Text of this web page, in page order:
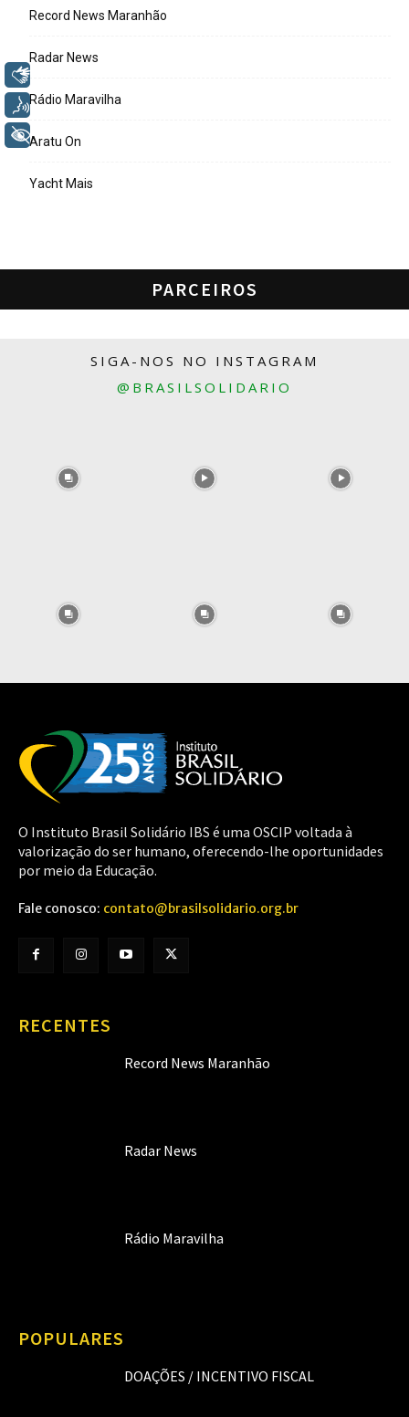
Record News Maranhão
Radar News
Rádio Maravilha
Aratu On
Yacht Mais
PARCEIROS
SIGA-NOS NO INSTAGRAM
@BRASILSOLIDARIO
O Instituto Brasil Solidário IBS é uma OSCIP voltada à
valorização do ser humano, oferecendo-lhe oportunidades
por meio da Educação.
Fale conosco: contato@brasilsolidario.org.br
RECENTES
Record News Maranhão
Radar News
Rádio Maravilha
POPULARES
DOAÇÕES / INCENTIVO FISCAL
Voz
+ Acessibilidade